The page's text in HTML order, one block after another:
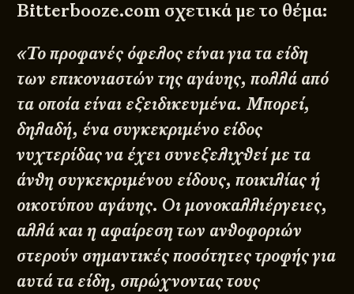
Bitterbooze.com σχετικά με το θέμα:
«Το προφανές όφελος είναι για τα είδη
των επικονιαστών της αγάυης, πολλά από
τα οποία είναι εξειδικευμένα. Μπορεί,
δηλαδή, ένα συγκεκριμένο είδος
νυχτερίδας να έχει συνεξελιχθεί με τα
άνθη συγκεκριμένου είδους, ποικιλίας ή
οικοτύπου αγάυης. Οι μονοκαλλιέργειες,
αλλά και η αφαίρεση των ανθοφοριών
στερούν σημαντικές ποσότητες τροφής για
αυτά τα είδη, σπρώχνοντας τους